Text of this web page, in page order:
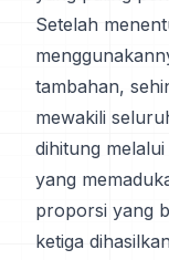
Setelah
tambahan,
mewakili
dihitung
yang
proporsi yang
ketiga